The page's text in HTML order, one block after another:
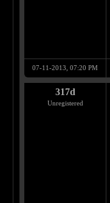
07-11-2013, 07:20 PM
317d
Unregistered